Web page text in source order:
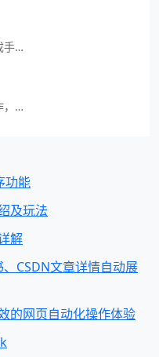
高颜值放置卡牌策略养成手游
捕鱼欢乐颂团队全新巨作，一炮清空渔场
功能
及玩法
解
CSDN文章详情自动展
的网页自动化操作体验